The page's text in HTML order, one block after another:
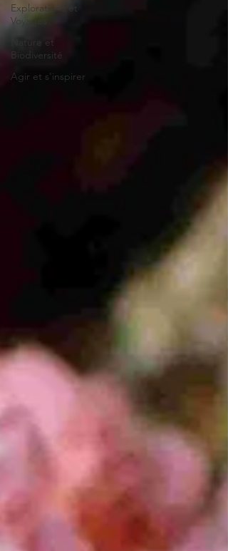
Explorations et
Voyages
Nature et
Biodiversité
Agir et s'inspirer